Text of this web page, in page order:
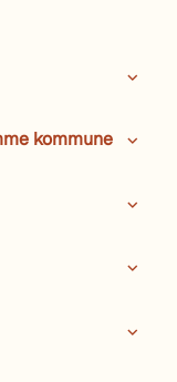
kommune